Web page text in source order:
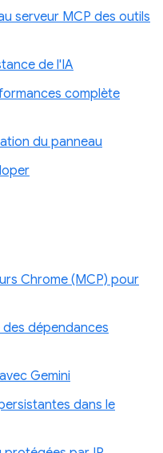
serveur MCP des outils
de l'IA
complète
du panneau
Chrome (MCP) pour
dépendances
Gemini
dans le